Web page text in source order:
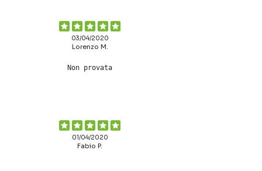
03/04/2020
Lorenzo M.
Non provata
01/04/2020
Fabio P.